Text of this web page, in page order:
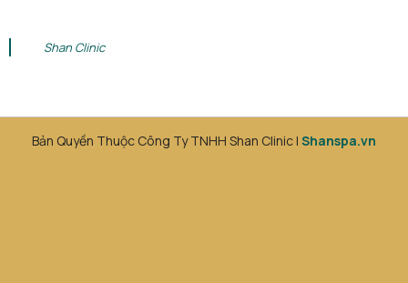
Shan Clinic
Bản Quyền Thuộc Công Ty TNHH Shan Clinic | Shanspa.vn